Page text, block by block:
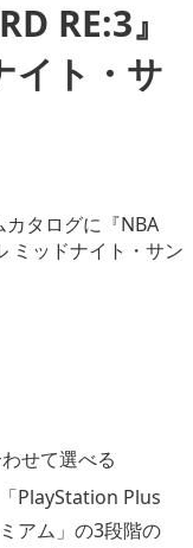
RE:3』
イト・サ
せて選べる
PlayStation Plus
アム」の3段階の